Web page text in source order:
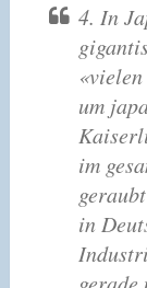
4. In
um
im
in